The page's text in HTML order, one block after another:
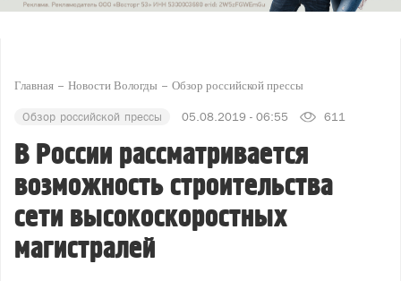
Главная Новости Вологды Обзор российской прессы
Обзор российской прессы 05.08.2019 - 06:55 611
В России рассматривается
возможность строительства
сети высокоскоростных
магистралей